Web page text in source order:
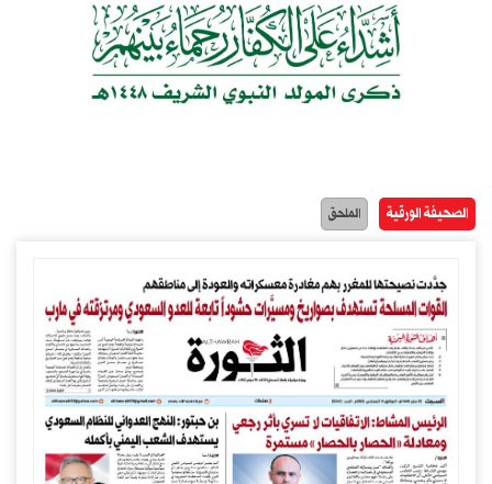
الصحيفة الورقية الملحق